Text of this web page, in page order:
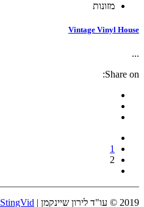
מזונות
Vintage Vinyl House
...
Share on:
1
2
2019 © עו"ד לירון שיינקמן | Made with ♥ by StingVid